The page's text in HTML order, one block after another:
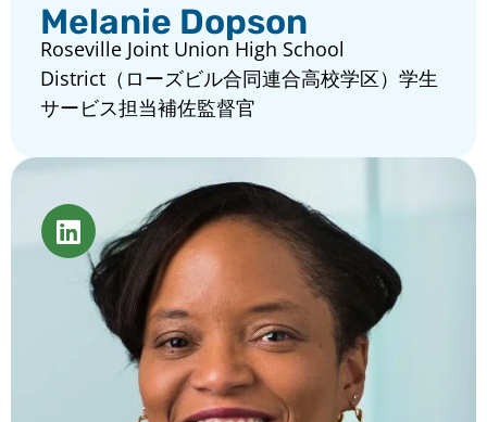
Melanie Dopson
Roseville Joint Union High School
District（ローズビル合同連合高校学区）学生
サービス担当補佐監督官